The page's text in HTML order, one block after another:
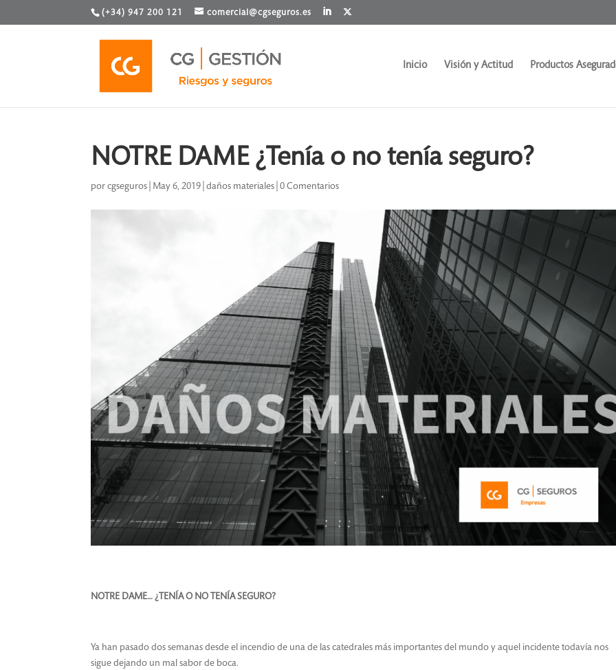
(+34) 947 200 121 comercial@cgseguros.es
Inicio Visión y Actitud Productos
NOTRE DAME ¿Tenía o no tenía seguro?
por cgseguros May 6, 2019 daños materiales 0 Comentarios
NOTRE DAME… ¿TENÍA O NO TENÍA SEGURO?
Ya han pasado dos semanas desde el incendio de una de las catedrales más importantes del mundo y aquel incidente todavía nos
sigue dejando un mal sabor de boca.